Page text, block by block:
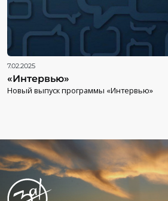
7.02.2025
«Интервью»
Новый выпуск программы «Интервью»